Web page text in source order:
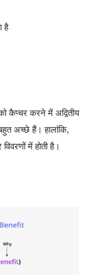
है
कैप्चर करने में अद्वितीय
अच्छे हैं। हालांकि,
में होती है।